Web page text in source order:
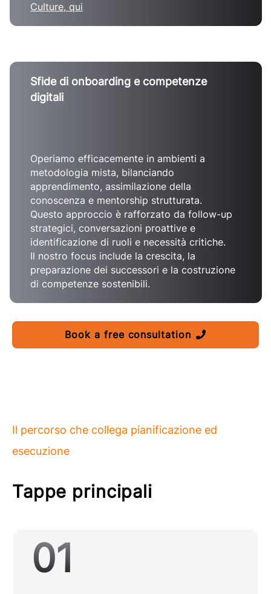
Culture, qui
Sfide di onboarding e competenze
digitali
Operiamo efficacemente in ambienti a
metodologia mista, bilanciando
apprendimento, assimilazione della
conoscenza e mentorship strutturata.
Questo approccio è rafforzato da follow-up
strategici, conversazioni proattive e
identificazione di ruoli e necessità critiche.
Il nostro focus include la crescita, la
preparazione dei successori e la costruzione
di competenze sostenibili.
Book a free consultation
Il percorso che collega pianificazione ed
esecuzione
Tappe principali
01